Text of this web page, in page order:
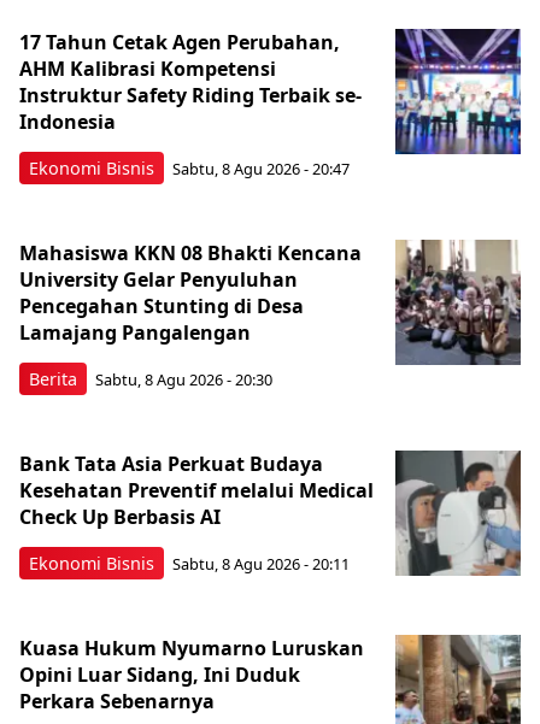
Ekonomi Bisnis
17 Tahun Cetak Agen Perubahan,
AHM Kalibrasi Kompetensi
Instruktur Safety Riding Terbaik se-
Indonesia
Sabtu, 8 Agu 2026 - 20:47
Berita
Mahasiswa KKN 08 Bhakti Kencana
University Gelar Penyuluhan
Pencegahan Stunting di Desa
Lamajang Pangalengan
Sabtu, 8 Agu 2026 - 20:30
Ekonomi Bisnis
Bank Tata Asia Perkuat Budaya
Kesehatan Preventif melalui Medical
Check Up Berbasis AI
Sabtu, 8 Agu 2026 - 20:11
Kuasa Hukum Nyumarno Luruskan
Opini Luar Sidang, Ini Duduk
Perkara Sebenarnya ​